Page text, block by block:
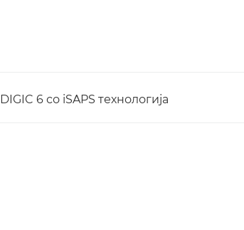
DIGIC 6 со iSAPS технологија